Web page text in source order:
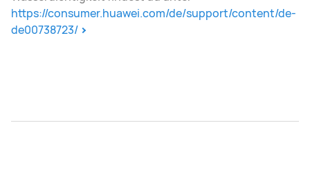
https://consumer.huawei.com/de/support/content/de-
de00738723/